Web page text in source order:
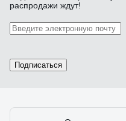
распродажи ждут!
Подписаться